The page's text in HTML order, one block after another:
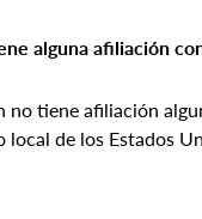
alguna afiliación
tiene afiliación
local de los Estados